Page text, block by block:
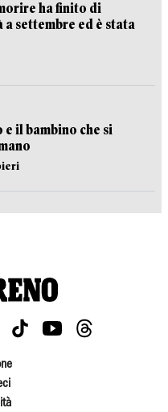
ha finito di
settembre ed è stata
e il bambino che si